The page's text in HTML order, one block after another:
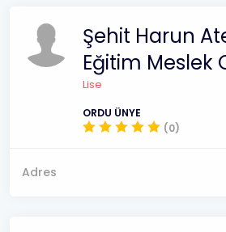
Şehit Harun
Eğitim Meslek
Lise
ORDU ÜNYE
(0)
Adres